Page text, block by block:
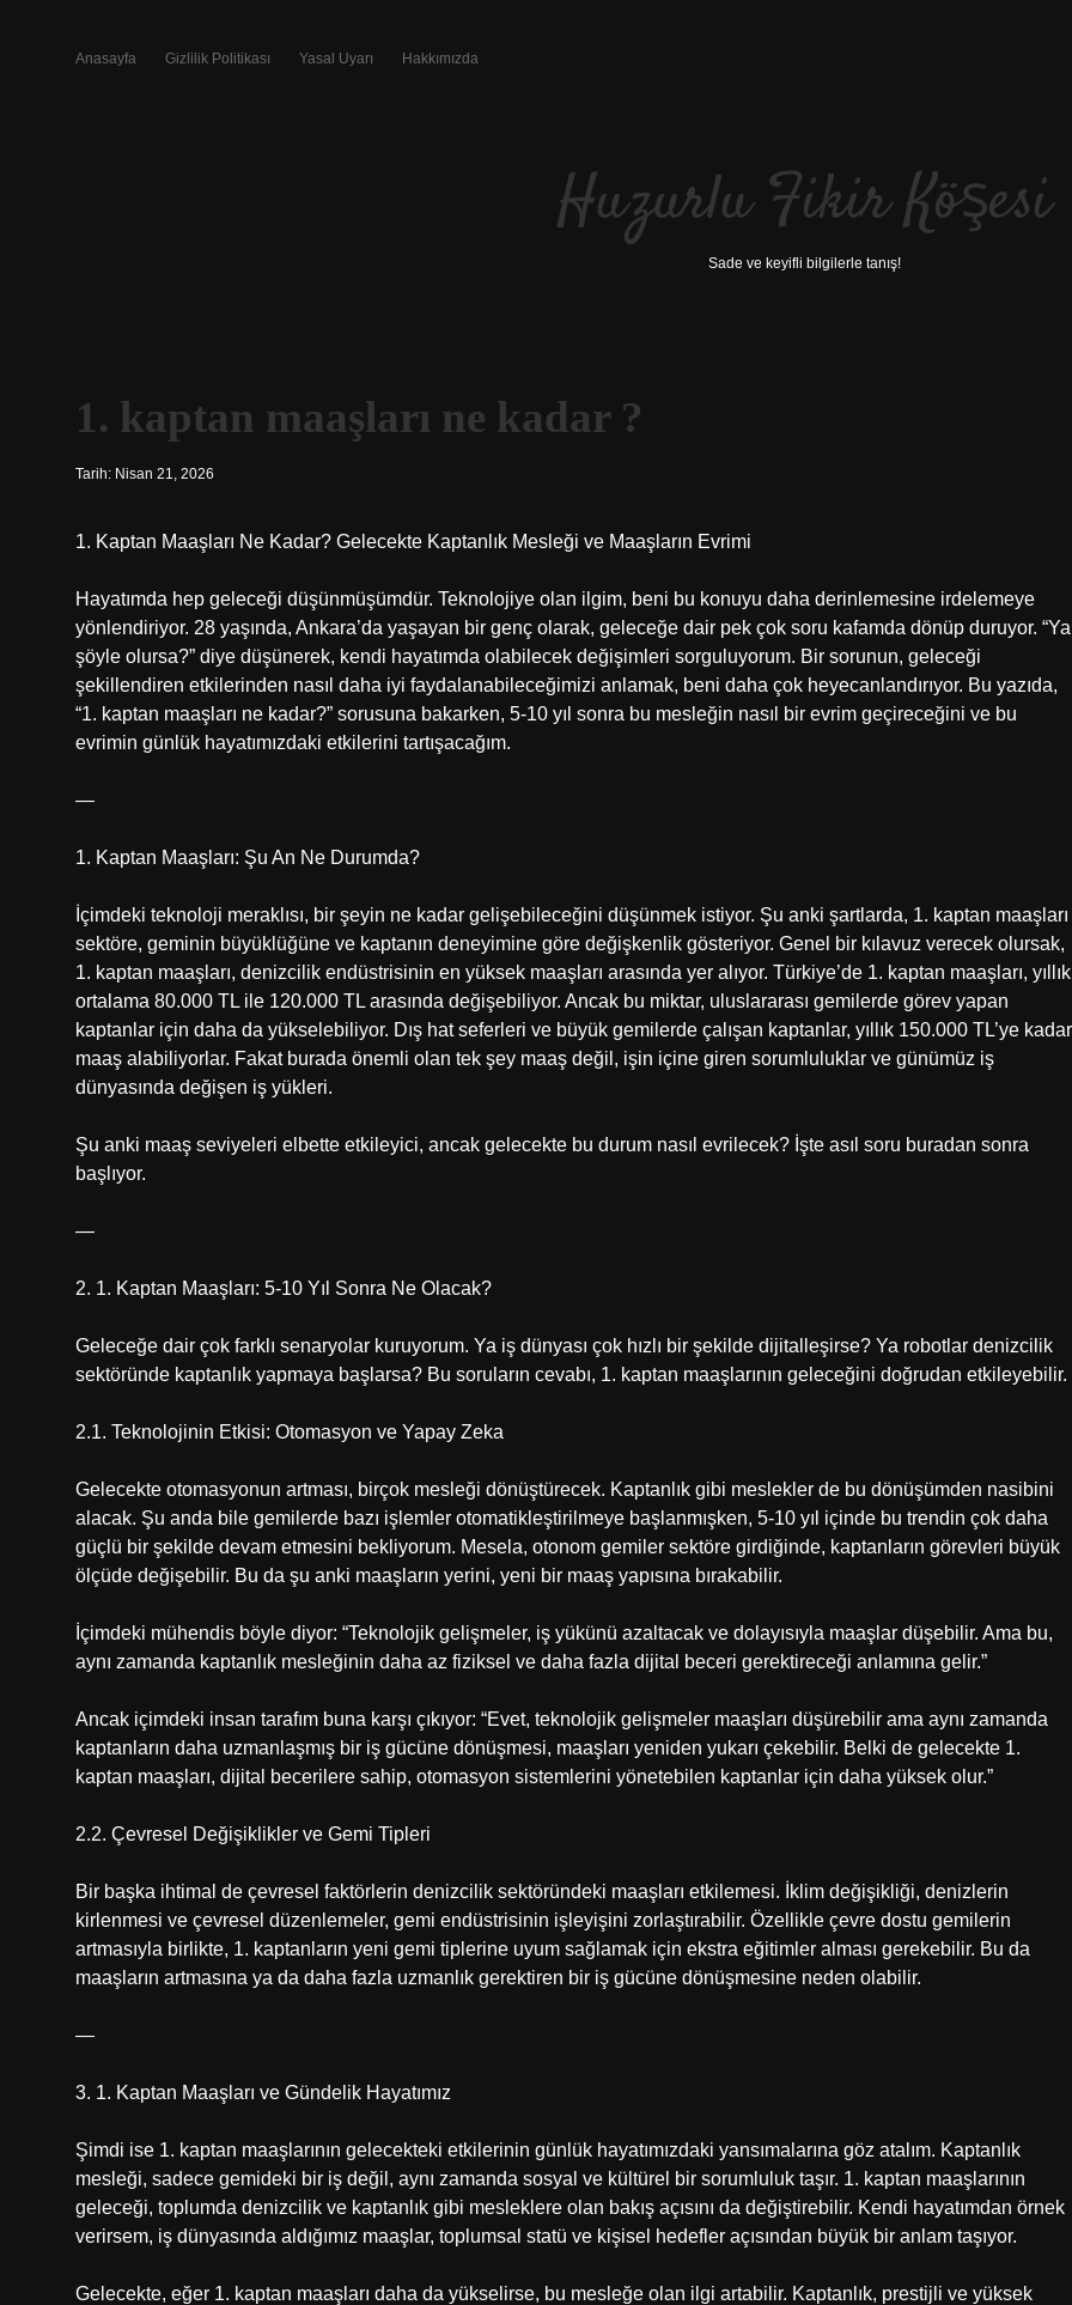
Anasayfa Gizlilik Politikası Yasal Uyarı Hakkımızda
Huzurlu Fikir Köşesi
Sade ve keyifli bilgilerle tanış!
1. kaptan maaşları ne kadar ?
Tarih: Nisan 21, 2026
1. Kaptan Maaşları Ne Kadar? Gelecekte Kaptanlık Mesleği ve Maaşların Evrimi
Hayatımda hep geleceği düşünmüşümdür. Teknolojiye olan ilgim, beni bu konuyu daha derinlemesine irdelemeye
yönlendiriyor. 28 yaşında, Ankara’da yaşayan bir genç olarak, geleceğe dair pek çok soru kafamda dönüp duruyor. “Ya
şöyle olursa?” diye düşünerek, kendi hayatımda olabilecek değişimleri sorguluyorum. Bir sorunun, geleceği
şekillendiren etkilerinden nasıl daha iyi faydalanabileceğimizi anlamak, beni daha çok heyecanlandırıyor. Bu yazıda,
“1. kaptan maaşları ne kadar?” sorusuna bakarken, 5-10 yıl sonra bu mesleğin nasıl bir evrim geçireceğini ve bu
evrimin günlük hayatımızdaki etkilerini tartışacağım.
—
1. Kaptan Maaşları: Şu An Ne Durumda?
İçimdeki teknoloji meraklısı, bir şeyin ne kadar gelişebileceğini düşünmek istiyor. Şu anki şartlarda, 1. kaptan maaşları
sektöre, geminin büyüklüğüne ve kaptanın deneyimine göre değişkenlik gösteriyor. Genel bir kılavuz verecek olursak,
1. kaptan maaşları, denizcilik endüstrisinin en yüksek maaşları arasında yer alıyor. Türkiye’de 1. kaptan maaşları, yıllık
ortalama 80.000 TL ile 120.000 TL arasında değişebiliyor. Ancak bu miktar, uluslararası gemilerde görev yapan
kaptanlar için daha da yükselebiliyor. Dış hat seferleri ve büyük gemilerde çalışan kaptanlar, yıllık 150.000 TL’ye kadar
maaş alabiliyorlar. Fakat burada önemli olan tek şey maaş değil, işin içine giren sorumluluklar ve günümüz iş
dünyasında değişen iş yükleri.
Şu anki maaş seviyeleri elbette etkileyici, ancak gelecekte bu durum nasıl evrilecek? İşte asıl soru buradan sonra
başlıyor.
—
2. 1. Kaptan Maaşları: 5-10 Yıl Sonra Ne Olacak?
Geleceğe dair çok farklı senaryolar kuruyorum. Ya iş dünyası çok hızlı bir şekilde dijitalleşirse? Ya robotlar denizcilik
sektöründe kaptanlık yapmaya başlarsa? Bu soruların cevabı, 1. kaptan maaşlarının geleceğini doğrudan etkileyebilir.
2.1. Teknolojinin Etkisi: Otomasyon ve Yapay Zeka
Gelecekte otomasyonun artması, birçok mesleği dönüştürecek. Kaptanlık gibi meslekler de bu dönüşümden nasibini
alacak. Şu anda bile gemilerde bazı işlemler otomatikleştirilmeye başlanmışken, 5-10 yıl içinde bu trendin çok daha
güçlü bir şekilde devam etmesini bekliyorum. Mesela, otonom gemiler sektöre girdiğinde, kaptanların görevleri büyük
ölçüde değişebilir. Bu da şu anki maaşların yerini, yeni bir maaş yapısına bırakabilir.
İçimdeki mühendis böyle diyor: “Teknolojik gelişmeler, iş yükünü azaltacak ve dolayısıyla maaşlar düşebilir. Ama bu,
aynı zamanda kaptanlık mesleğinin daha az fiziksel ve daha fazla dijital beceri gerektireceği anlamına gelir.”
Ancak içimdeki insan tarafım buna karşı çıkıyor: “Evet, teknolojik gelişmeler maaşları düşürebilir ama aynı zamanda
kaptanların daha uzmanlaşmış bir iş gücüne dönüşmesi, maaşları yeniden yukarı çekebilir. Belki de gelecekte 1.
kaptan maaşları, dijital becerilere sahip, otomasyon sistemlerini yönetebilen kaptanlar için daha yüksek olur.”
2.2. Çevresel Değişiklikler ve Gemi Tipleri
Bir başka ihtimal de çevresel faktörlerin denizcilik sektöründeki maaşları etkilemesi. İklim değişikliği, denizlerin
kirlenmesi ve çevresel düzenlemeler, gemi endüstrisinin işleyişini zorlaştırabilir. Özellikle çevre dostu gemilerin
artmasıyla birlikte, 1. kaptanların yeni gemi tiplerine uyum sağlamak için ekstra eğitimler alması gerekebilir. Bu da
maaşların artmasına ya da daha fazla uzmanlık gerektiren bir iş gücüne dönüşmesine neden olabilir.
—
3. 1. Kaptan Maaşları ve Gündelik Hayatımız
Şimdi ise 1. kaptan maaşlarının gelecekteki etkilerinin günlük hayatımızdaki yansımalarına göz atalım. Kaptanlık
mesleği, sadece gemideki bir iş değil, aynı zamanda sosyal ve kültürel bir sorumluluk taşır. 1. kaptan maaşlarının
geleceği, toplumda denizcilik ve kaptanlık gibi mesleklere olan bakış açısını da değiştirebilir. Kendi hayatımdan örnek
verirsem, iş dünyasında aldığımız maaşlar, toplumsal statü ve kişisel hedefler açısından büyük bir anlam taşıyor.
Gelecekte, eğer 1. kaptan maaşları daha da yükselirse, bu mesleğe olan ilgi artabilir. Kaptanlık, prestijli ve yüksek